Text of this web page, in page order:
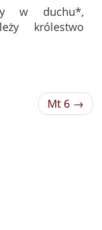
w duchu*,
królestwo
Mt 6 →